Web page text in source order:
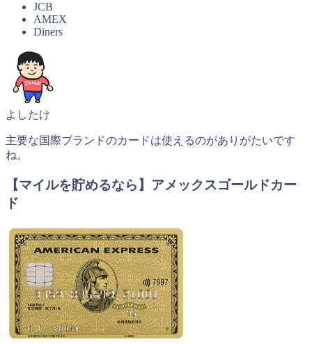
JCB
AMEX
Diners
よしたけ
主要な国際ブランドのカードは使えるのがありがたいです
ね。
【マイルを貯めるなら】アメックスゴールドカー
ド